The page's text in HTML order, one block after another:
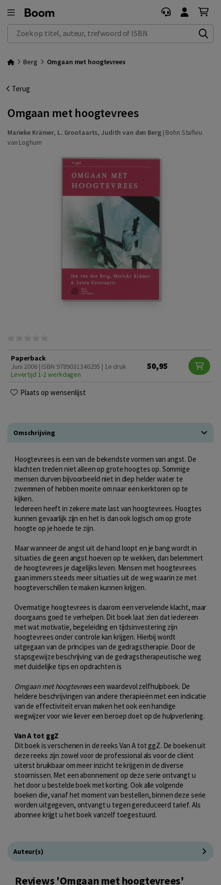
Zoek op titel, auteur, trefwoord of ISBN
Berg Omgaan met hoogtevrees
Terug
Omgaan met hoogtevrees
Marieke Krämer, L. Grootaarts,Judith van den Berg| Bohn Stafleu
van Loghum
Paperback
Juni 2006 | ISBN 9789031346295 | 1e druk
Levertijd 1-2 werkdagen
50,95
Plaats op wensenlijst
Omschrijving
Hoogtevrees is een van de bekendste vormen van angst. De
klachten treden niet alleen op grote hoogtes op. Sommige
mensen durven bijvoorbeeld niet in diep helder water te
zwemmen of hebben moeite om naar een kerktoren op te
kijken.
Iedereen heeft in zekere mate last van hoogtevrees. Hoogtes
kunnen gevaarlijk zijn en het is dan ook logisch om op grote
hoogte op je hoede te zijn.
Maar wanneer de angst uit de hand loopt en je bang wordt in
situaties die geen angst hoeven op te wekken, dan belemmert
de hoogtevrees je dagelijks leven. Mensen met hoogtevrees
gaan immers steeds meer situaties uit de weg waarin ze met
hoogteverschillen te maken kunnen krijgen.
Overmatige hoogtevrees is daarom een vervelende klacht, maar
doorgaans goed te verhelpen. Dit boek laat zien dat iedereen
met wat motivatie, begeleiding en tijdsinvestering zijn
hoogtevrees onder controle kan krijgen. Hierbij wordt
uitgegaan van de principes van de gedragstherapie. Door de
stapsgewijze beschrijving van de gedragstherapeutische weg
met duidelijke tips en opdrachten is
Omgaan met hoogtevreeseen waardevol zelfhulpboek. De
heldere beschrijvingen van andere therapieën met een indicatie
van de effectiviteit ervan maken het ook een handige
wegwijzer voor wie liever een beroep doet op de hulpverlening.
Van A tot ggZ
Dit boek is verschenen in de reeks Van A tot ggZ. De boeken uit
deze reeks zijn zowel voor de professional als voor de cliënt
uiterst bruikbaar om meer inzicht te krijgen in de diverse
stoornissen. Met een abonnement op deze serie ontvangt u
het door u bestelde boek met korting. Ook alle volgende
boeken die, vanaf het moment van bestellen, binnen deze serie
worden uitgegeven, ontvangt u tegen gereduceerd tarief. Als
abonnee krijgt u het boek vanzelf toegestuurd.
Auteur(s)
Reviews 'Omgaan met hoogtevrees'